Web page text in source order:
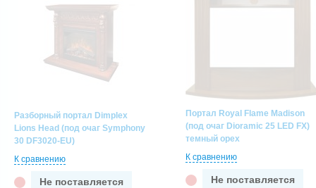
Разборный портал Dimplex
Lions Head (под очаг Symphony
30 DF3020-EU)
К сравнению
Не поставляется
Портал Royal Flame Madison
(под очаг Dioramic 25 LED FX)
темный орех
К сравнению
Не поставляется